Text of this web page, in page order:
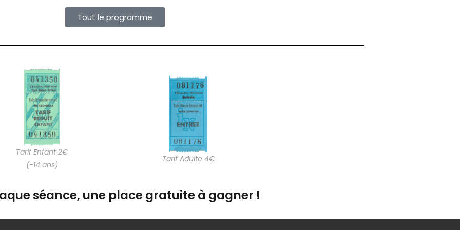
Tout le programme
Tarif Enfant 2€
(-14 ans)
Tarif Adulte 4€
séance, une place gratuite à gagner !